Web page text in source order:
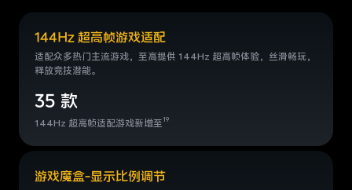
144Hz 超高帧游戏适配
适配众多热门主流游戏，至高提供 144Hz 超高帧体验，丝滑畅玩，
释放竞技潜能。
35 款
144Hz 超高帧适配游戏新增至 19
游戏魔盒-显示比例调节